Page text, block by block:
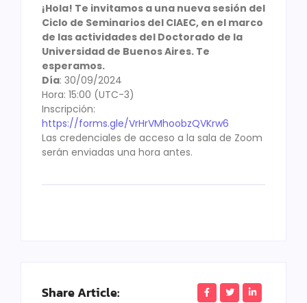
¡Hola! Te invitamos a una nueva sesión del
Ciclo de Seminarios del CIAEC, en el marco
de las actividades del Doctorado de la
Universidad de Buenos Aires. Te
esperamos.
Día: 30/09/2024
Hora: 15:00 (UTC-3)
Inscripción:
https://forms.gle/VrHrVMhoobzQVKrw6
Las credenciales de acceso a la sala de Zoom
serán enviadas una hora antes.
Share Article: